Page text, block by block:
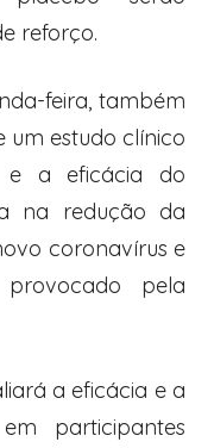
reforço.
feira, também
um estudo clínico
e a eficácia do
na redução da
coronavírus e
pela
a eficácia e a
participantes